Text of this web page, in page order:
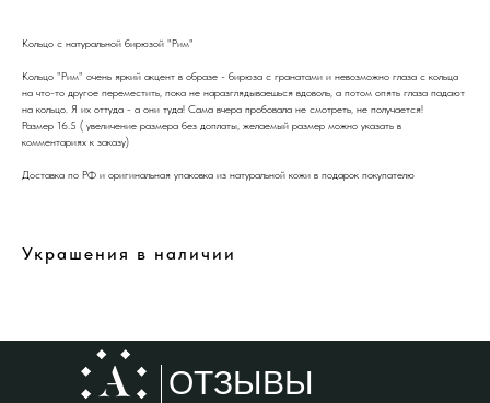
Кольцо с натуральной бирюзой "Рим"
Кольцо "Рим" очень яркий акцент в образе - бирюза с гранатами и невозможно глаза с кольца
на что-то другое переместить, пока не наразглядываешься вдоволь, а потом опять глаза падают
на кольцо. Я их оттуда - а они туда! Сама вчера пробовала не смотреть, не получается!
Размер 16.5 ( увеличение размера без доплаты, желаемый размер можно указать в
комментариях к заказу)
Доставка по РФ и оригинальная упаковка из натуральной кожи в подарок покупателю
Украшения в наличии
ОТЗЫВЫ